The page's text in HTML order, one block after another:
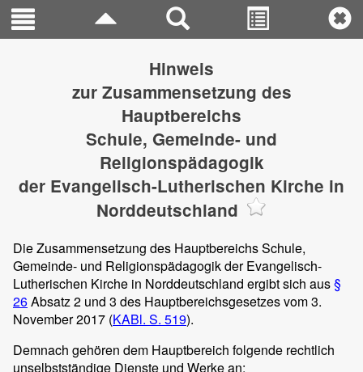
Hinweis
zur Zusammensetzung des
Hauptbereichs
Schule, Gemeinde- und
Religionspädagogik
der Evangelisch-Lutherischen Kirche in
Norddeutschland
Die Zusammensetzung des Hauptbereichs Schule,
Gemeinde- und Religionspädagogik der Evangelisch-
Lutherischen Kirche in Norddeutschland ergibt sich aus§
26Absatz 2 und 3 des Hauptbereichsgesetzes vom 3.
November 2017 (KABl. S. 519).
Demnach gehören dem Hauptbereich folgende rechtlich
unselbstständige Dienste und Werke an: